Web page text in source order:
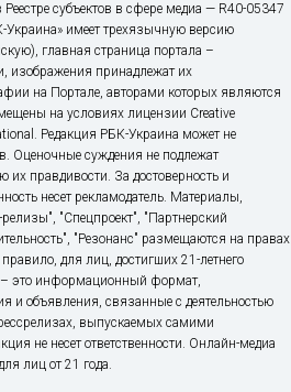
субъектов в сфере медиа — R40-05347
имеет трехязычную версию
главная страница портала –
изображения принадлежат их
на Портале, авторами которых являются
на условиях лицензии Creative
Редакция РБК-Украина может не
Оценочные суждения не подлежат
правдивости. За достоверность и
несет рекламодатель. Материалы,
"Спецпроект", "Партнерский
"Резонанс" размещаются на правах
для лиц, достигших 21-летнего
– это информационный формат,
и объявления, связанные с деятельностью
выпускаемых самими
не несет ответственности. Онлайн-медиа
лиц от 21 года.